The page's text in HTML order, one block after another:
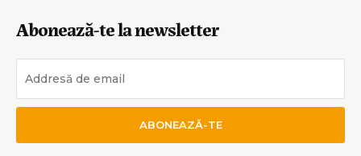
Abonează-te la newsletter
ABONEAZĂ-TE